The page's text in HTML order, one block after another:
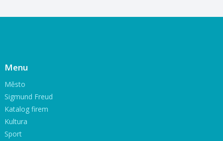
Menu
Město
Sigmund Freud
Katalog firem
Kultura
Sport